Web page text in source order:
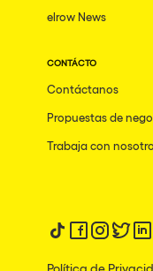
elrow News
CONTÁCTO
Contáctanos
Propuestas de
Trabaja con
Síguenos en
Síguenos en
Síguenos
Política de